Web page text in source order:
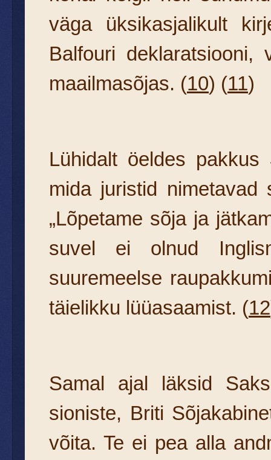
väga üksikasjalikult
Balfouri deklaratsiooni,
maailmasõjas. (10) (11)
Lühidalt öeldes pakkus
mida juristid nimetavad
„Lõpetame sõja ja
suvel ei olnud
suuremeelse
täielikku lüüasaamist. (12
Samal ajal läksid
sioniste, Briti
võita. Te ei pea alla